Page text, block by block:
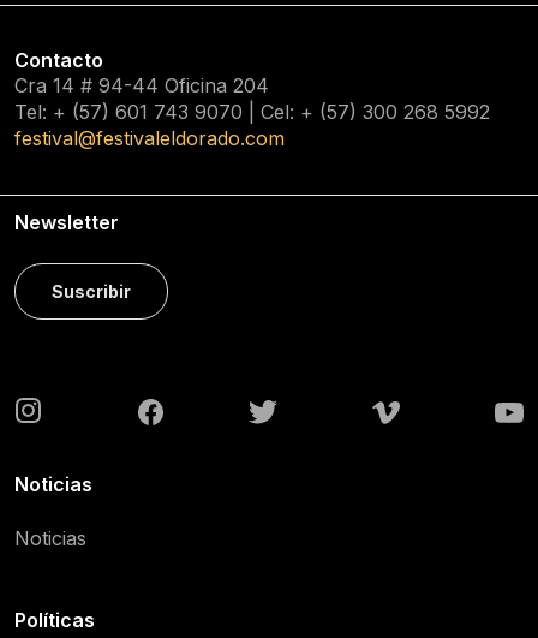
Contacto
Cra 14 # 94-44 Oficina 204
Tel: + (57) 601 743 9070 | Cel: + (57) 300 268 5992
festival@festivaleldorado.com
Newsletter
Suscribir
Noticias
Noticias
Políticas